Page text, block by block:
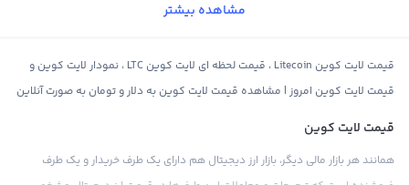
مشاهده بیشتر
قیمت لایت کوین Litecoin ، قیمت لحظه ای لایت کوین LTC ، نمودار لایت کوین و
قیمت لایت کوین امروز | مشاهده قیمت لایت کوین به دلار و تومان به صورت آنلاین
قیمت لایت کوین
همانند هر بازار مالی دیگر، بازار ارز دیجیتال هم دارای یک طرف خریدار و یک طرف